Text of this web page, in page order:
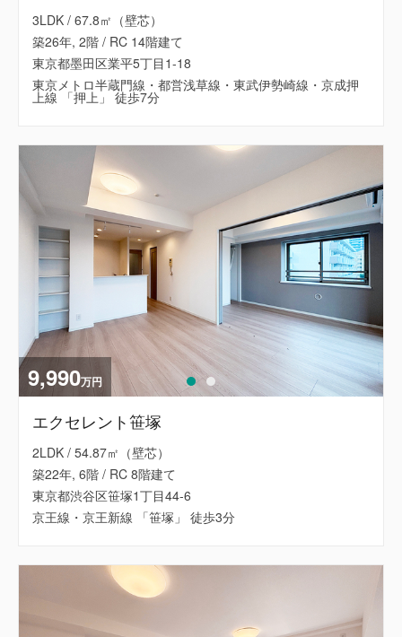
3LDK / 67.8㎡（壁芯）
築26年, 2階 / RC 14階建て
東京都墨田区業平5丁目1-18
東京メトロ半蔵門線・都営浅草線・東武伊勢崎線・京成押
上線 「押上」 徒歩7分
9,990万円
エクセレント笹塚
2LDK / 54.87㎡（壁芯）
築22年, 6階 / RC 8階建て
東京都渋谷区笹塚1丁目44-6
京王線・京王新線 「笹塚」 徒歩3分